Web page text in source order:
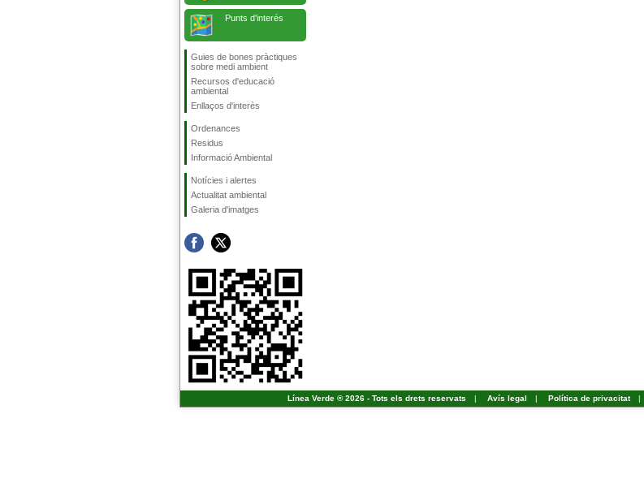
Punts d'interés
Guies de bones pràctiques
sobre medi ambient
Recursos d'educació
ambiental
Enllaços d'interès
Ordenances
Residus
Informació Ambiental
Notícies i alertes
Actualitat ambiental
Galeria d'imatges
Línea Verde ® 2026 - Tots els drets reservats | Avís legal | Política de privacitat |